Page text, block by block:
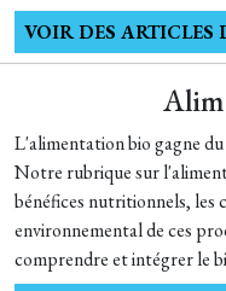
VOIR DES ARTICLES
L'alimentation bio gagne
Notre rubrique sur
bénéfices nutritionnels,
environnemental de ces
comprendre et intégrer le